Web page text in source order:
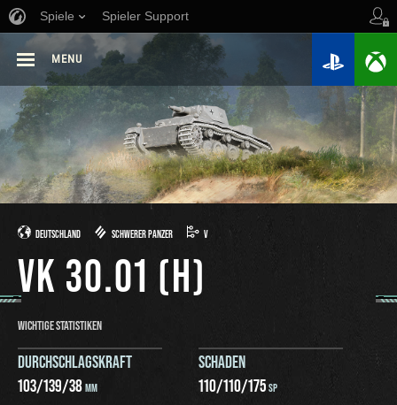
Spiele Spieler Support
MENU
DEUTSCHLAND SCHWERER PANZER V
VK 30.01 (H)
WICHTIGE STATISTIKEN
DURCHSCHLAGSKRAFT
103/139/38MM
SCHADEN
110/110/175SP